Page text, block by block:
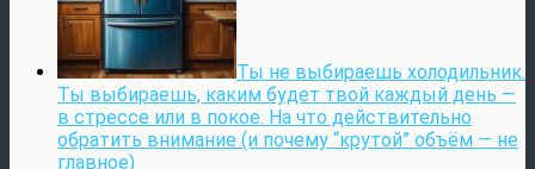
Ты не выбираешь холодильник.
Ты выбираешь, каким будет твой каждый день —
в стрессе или в покое. На что действительно
обратить внимание (и почему “крутой” объём — не
главное)